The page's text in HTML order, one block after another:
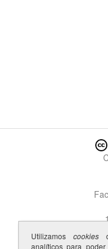
Joan Joanes
Joan Soares
Joan Soarez
Utilizamos cookies
analíticos para